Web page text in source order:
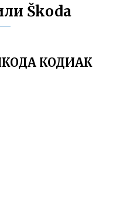
Škoda
КОДИАК